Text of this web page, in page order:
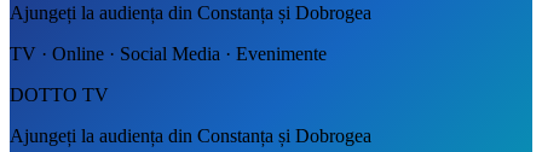
Ajungeți la audiența din Constanța și Dobrogea
TV · Online · Social Media · Evenimente
DOTTO TV
Ajungeți la audiența din Constanța și Dobrogea